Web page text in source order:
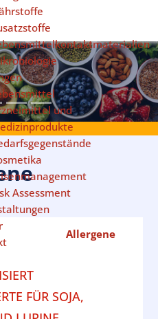
und
Assessment
Next
Allergene
FÜR SOJA,